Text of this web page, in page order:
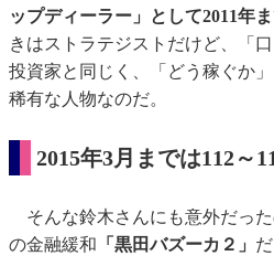
ップディーラー」として2011年
きはストラテジストだけど、「
投資家と同じく、「どう稼ぐか
稀有な人物なのだ。
2015年3月までは112～
そんな鈴木さんにも意外だった
の金融緩和 「黒田バズーカ２」 だ